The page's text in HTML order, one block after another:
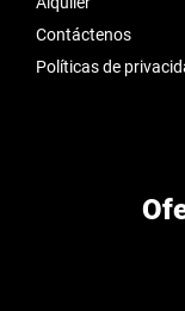
Contáctenos
Políticas de